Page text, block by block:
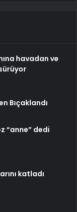
havadan ve
Bıçaklandı
“anne” dedi
katladı